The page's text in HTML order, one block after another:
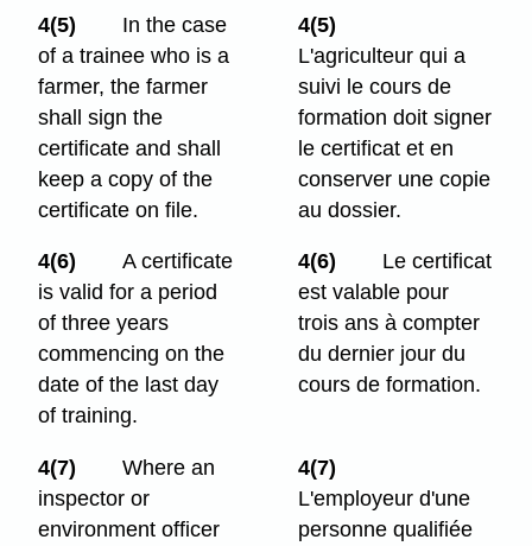
4(5)
In the case
of a trainee who is a
farmer, the farmer
shall sign the
certificate and shall
keep a copy of the
certificate on file.
4(5)
L'agriculteur qui a
suivi le cours de
formation doit signer
le certificat et en
conserver une copie
au dossier.
4(6)
A certificate
is valid for a period
of three years
commencing on the
date of the last day
of training.
4(6)
Le certificat
est valable pour
trois ans à compter
du dernier jour du
cours de formation.
4(7)
Where an
inspector or
environment officer
4(7)
L'employeur d'une
personne qualifiée